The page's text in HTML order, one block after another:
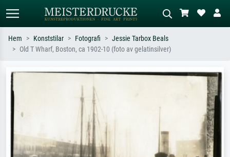
Sök efter konstnär, titel eller stil –
t.ex. Monet, Stjärnenatt,
impressionism, Hokusai-våg, naken.
Beskriv scenen – t.ex. grön äng,
abstrakt med mycket rött, mörk
oljemålning, stående naken bredvid ett
Hem Konststilar Fotografi
Jessie Tarbox Beals
Old T Wharf, Boston, ca 1902-10 (foto av gelatinsilver)